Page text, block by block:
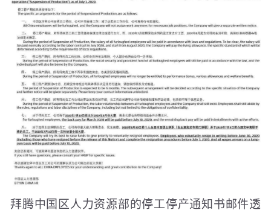
拜腾中国区人力资源部的停工停产通知书邮件透